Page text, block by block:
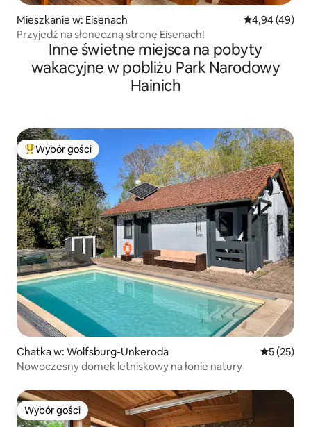
Mieszkanie w: Eisenach Średnia
4,94 (49)
Przyjedź na słoneczną stronę Eisenach!
Inne świetne miejsca na pobyty
wakacyjne w pobliżu Park Narodowy
Hainich
Najpopularniejsze z kategorii Wybór gości
Wybór gości
Chatka w: Wolfsburg-Unkeroda Średnia
5 (25)
Nowoczesny domek letniskowy na łonie natury
Wybór gości
Wybór gości